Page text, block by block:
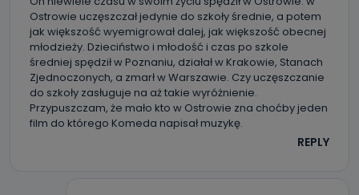
Telewizja Kablowa Pro-Art z siedzibą w miejscowości
Ostrów Wielkopolski (63-400) przy ul. Wolności 19 nie
przekazuje Państwa danych osobowych podmiotom
trzecim, jak również nie są one wykorzystywane w
procesach zautomatyzowanego profilowania.
Co mogą Państwo zrobić z
przekazanymi nam danymi?
Po wyrażeniu zgody na przetwarzanie danych osobowych,
Ostrowie uczęszczał jedynie do szkoły średnie, a potem
jak większość wyemigrował dalej, jak większość obecnej
młodzieży. Dzieciństwo i młodość i czas po szkole
średniej spędził w Poznaniu, działał w Krakowie, Stanach
Zjednoczonych, a zmarł w Warszawie. Czy uczęszczanie
do szkoły zasługuje na aż takie wyróżnienie.
Przypuszczam, że mało kto w Ostrowie zna choćby jeden
film do którego Komeda napisał muzykę.
REPLY